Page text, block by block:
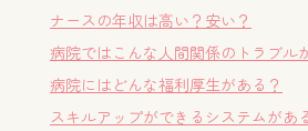
ナースの年収は高い？安い？
病院ではこんな人間関係のトラブル
病院にはどんな福利厚生がある？
スキルアップができるシステムがあ